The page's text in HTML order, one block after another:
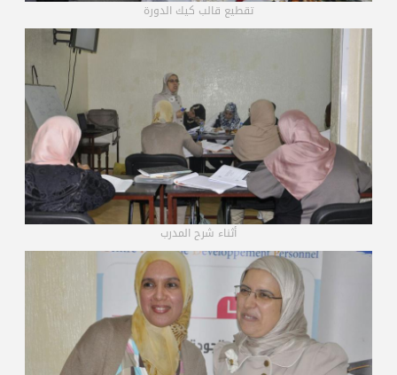
تقطيع قالب كيك الدورة
أثناء شرح المدرب